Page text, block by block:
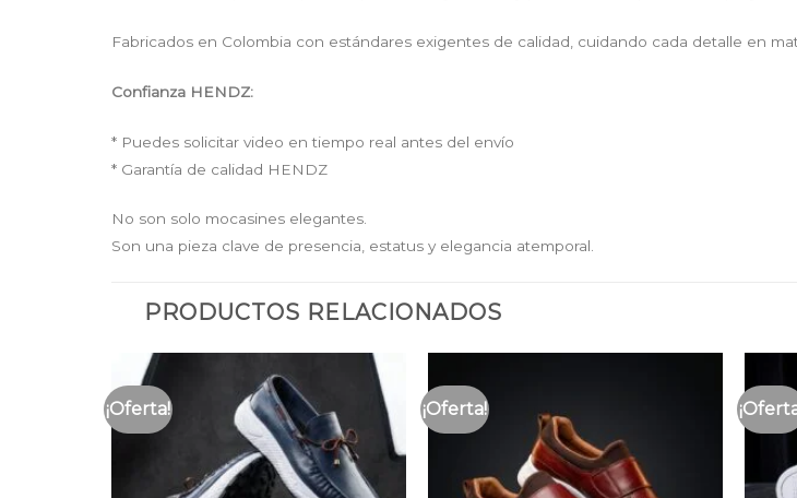
Fabricados en Colombia con estándares exigentes de calidad, cuidando cada detalle en
Confianza HENDZ:
* Puedes solicitar video en tiempo real antes del envío
* Garantía de calidad HENDZ
No son solo mocasines elegantes.
Son una pieza clave de presencia, estatus y elegancia atemporal.
PRODUCTOS RELACIONADOS
¡Oferta!
Añadir
lista
deseos
¡Oferta!